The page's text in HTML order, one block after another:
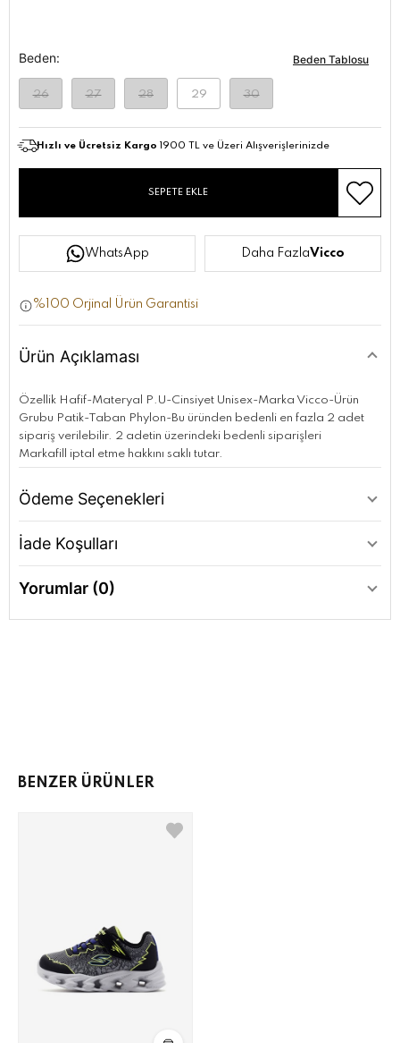
Beden: Beden Tablosu
26 27 28 29 30
Hızlı ve Ücretsiz Kargo 1900 TL ve Üzeri Alışverişlerinizde
SEPETE EKLE
WhatsApp Daha FazlaVicco
%100 Orjinal Ürün Garantisi
Ürün Açıklaması
Özellik Hafif-Materyal P.U-Cinsiyet Unisex-Marka Vicco-Ürün
Grubu Patik-Taban Phylon-Bu üründen bedenli en fazla 2 adet
sipariş verilebilir. 2 adetin üzerindeki bedenli siparişleri
Markafill iptal etme hakkını saklı tutar.
Ödeme Seçenekleri
İade Koşulları
Yorumlar (0)
BENZER ÜRÜNLER